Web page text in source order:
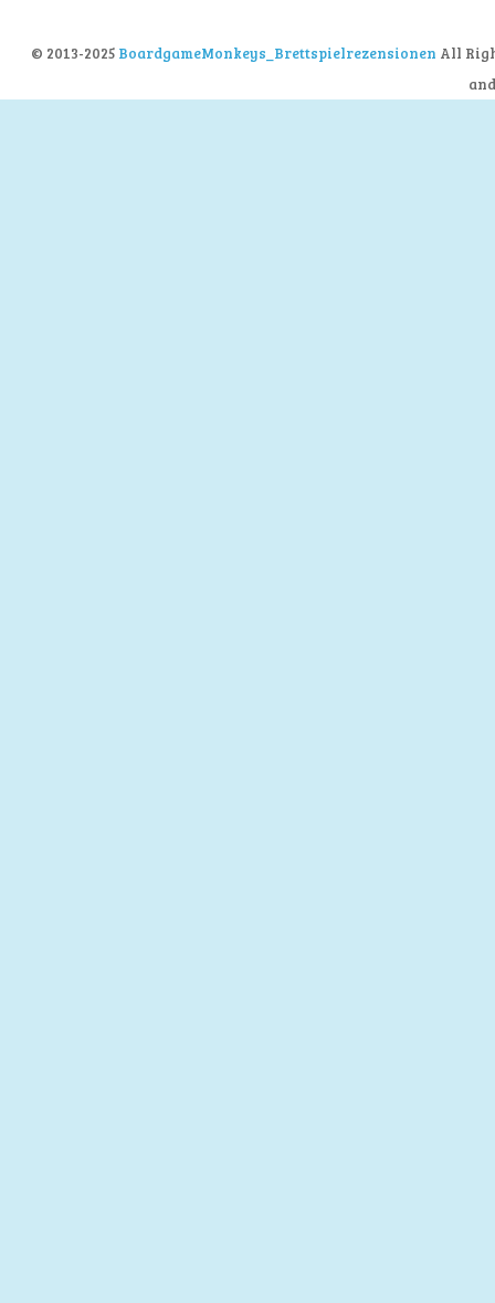
© 2013-2025 BoardgameMonkeys_Brettspielrezensionen All